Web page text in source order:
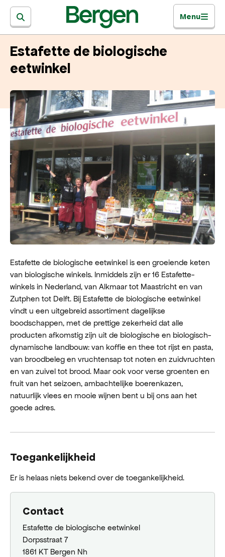
Menu
Estafette de biologische
eetwinkel
Estafette de biologische eetwinkel is een groeiende keten
van biologische winkels. Inmiddels zijn er 16 Estafette-
winkels in Nederland, van Alkmaar tot Maastricht en van
Zutphen tot Delft. Bij Estafette de biologische eetwinkel
vindt u een uitgebreid assortiment dagelijkse
boodschappen, met de prettige zekerheid dat alle
producten afkomstig zijn uit de biologische en biologisch-
dynamische landbouw: van koffie en thee tot rijst en pasta,
van broodbeleg en vruchtensap tot noten en zuidvruchten
en van zuivel tot brood. Maar ook voor verse groenten en
fruit van het seizoen, ambachtelijke boerenkazen,
natuurlijk vlees en mooie wijnen bent u bij ons aan het
goede adres.
Toegankelijkheid
Er is helaas niets bekend over de toegankelijkheid.
Contact
Estafette de biologische eetwinkel
Dorpsstraat 7
1861 KT Bergen Nh